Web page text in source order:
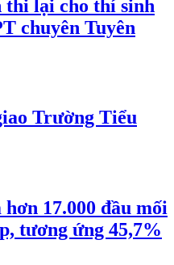
lại cho thí sinh
chuyên Tuyên
Trường Tiểu
17.000 đầu mối
tương ứng 45,7%